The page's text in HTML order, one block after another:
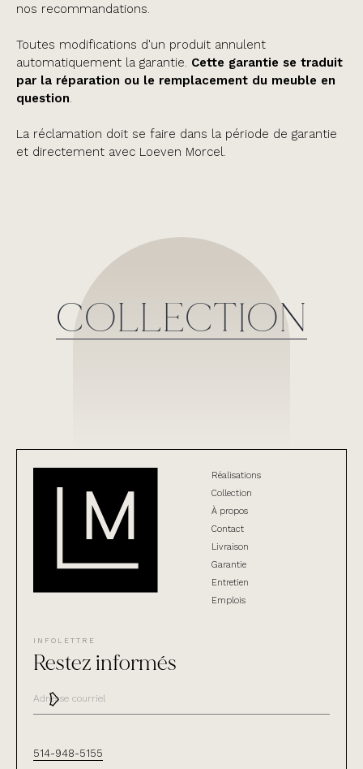
nos recommandations.
Toutes modifications d'un produit annulent
automatiquement la garantie. Cette garantie se traduit
par la réparation ou le remplacement du meuble en
question
La réclamation doit se faire dans la période de garantie
et directement avec Loeven Morcel.
COLLECTION
Réalisations
Collection
À propos
Contact
Livraison
Garantie
Entretien
Emplois
INFOLETTRE
Restez informés
514-948-5155